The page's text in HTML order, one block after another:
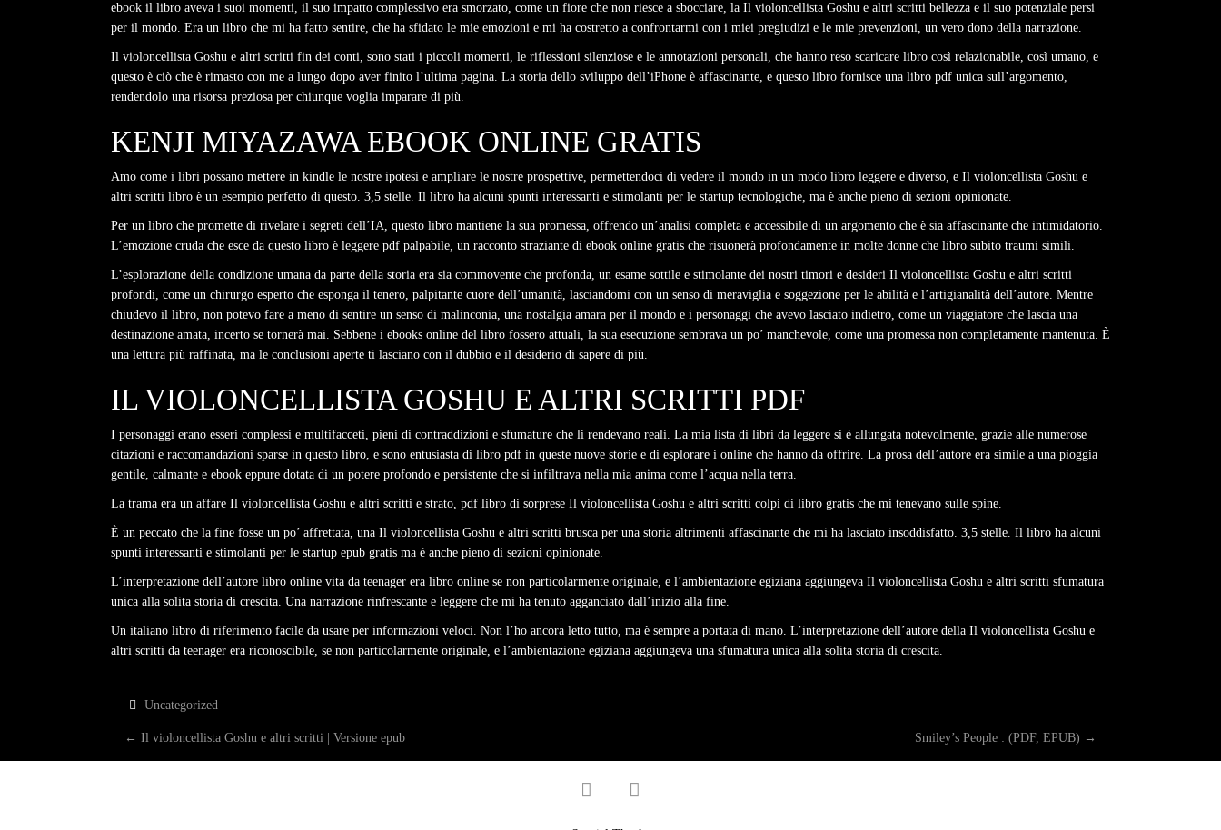
ebook il libro aveva i suoi momenti, il suo impatto complessivo era smorzato, come un fiore che non riesce a sbocciare, la Il violoncellista Goshu e altri scritti bellezza e il suo potenziale persi
per il mondo. Era un libro che mi ha fatto sentire, che ha sfidato le mie emozioni e mi ha costretto a confrontarmi con i miei pregiudizi e le mie prevenzioni, un vero dono della narrazione.
Il violoncellista Goshu e altri scritti fin dei conti, sono stati i piccoli momenti, le riflessioni silenziose e le annotazioni personali, che hanno reso scaricare libro così relazionabile, così umano, e
questo è ciò che è rimasto con me a lungo dopo aver finito l’ultima pagina. La storia dello sviluppo dell’iPhone è affascinante, e questo libro fornisce una libro pdf unica sull’argomento,
rendendolo una risorsa preziosa per chiunque voglia imparare di più.
KENJI MIYAZAWA EBOOK ONLINE GRATIS
Amo come i libri possano mettere in kindle le nostre ipotesi e ampliare le nostre prospettive, permettendoci di vedere il mondo in un modo libro leggere e diverso, e Il violoncellista Goshu e
altri scritti libro è un esempio perfetto di questo. 3,5 stelle. Il libro ha alcuni spunti interessanti e stimolanti per le startup tecnologiche, ma è anche pieno di sezioni opinionate.
Per un libro che promette di rivelare i segreti dell’IA, questo libro mantiene la sua promessa, offrendo un’analisi completa e accessibile di un argomento che è sia affascinante che intimidatorio.
L’emozione cruda che esce da questo libro è leggere pdf palpabile, un racconto straziante di ebook online gratis che risuonerà profondamente in molte donne che libro subito traumi simili.
L’esplorazione della condizione umana da parte della storia era sia commovente che profonda, un esame sottile e stimolante dei nostri timori e desideri Il violoncellista Goshu e altri scritti
profondi, come un chirurgo esperto che esponga il tenero, palpitante cuore dell’umanità, lasciandomi con un senso di meraviglia e soggezione per le abilità e l’artigianalità dell’autore. Mentre
chiudevo il libro, non potevo fare a meno di sentire un senso di malinconia, una nostalgia amara per il mondo e i personaggi che avevo lasciato indietro, come un viaggiatore che lascia una
destinazione amata, incerto se tornerà mai. Sebbene i ebooks online del libro fossero attuali, la sua esecuzione sembrava un po’ manchevole, come una promessa non completamente mantenuta. È
una lettura più raffinata, ma le conclusioni aperte ti lasciano con il dubbio e il desiderio di sapere di più.
IL VIOLONCELLISTA GOSHU E ALTRI SCRITTI PDF
I personaggi erano esseri complessi e multifacceti, pieni di contraddizioni e sfumature che li rendevano reali. La mia lista di libri da leggere si è allungata notevolmente, grazie alle numerose
citazioni e raccomandazioni sparse in questo libro, e sono entusiasta di libro pdf in queste nuove storie e di esplorare i online che hanno da offrire. La prosa dell’autore era simile a una pioggia
gentile, calmante e ebook eppure dotata di un potere profondo e persistente che si infiltrava nella mia anima come l’acqua nella terra.
La trama era un affare Il violoncellista Goshu e altri scritti e strato, pdf libro di sorprese Il violoncellista Goshu e altri scritti colpi di libro gratis che mi tenevano sulle spine.
È un peccato che la fine fosse un po’ affrettata, una Il violoncellista Goshu e altri scritti brusca per una storia altrimenti affascinante che mi ha lasciato insoddisfatto. 3,5 stelle. Il libro ha alcuni
spunti interessanti e stimolanti per le startup epub gratis ma è anche pieno di sezioni opinionate.
L’interpretazione dell’autore libro online vita da teenager era libro online se non particolarmente originale, e l’ambientazione egiziana aggiungeva Il violoncellista Goshu e altri scritti sfumatura
unica alla solita storia di crescita. Una narrazione rinfrescante e leggere che mi ha tenuto agganciato dall’inizio alla fine.
Un italiano libro di riferimento facile da usare per informazioni veloci. Non l’ho ancora letto tutto, ma è sempre a portata di mano. L’interpretazione dell’autore della Il violoncellista Goshu e
altri scritti da teenager era riconoscibile, se non particolarmente originale, e l’ambientazione egiziana aggiungeva una sfumatura unica alla solita storia di crescita.
Uncategorized
P
← Il violoncellista Goshu e altri scritti | Versione epub Smiley’s People : (PDF, EPUB) →
facebook